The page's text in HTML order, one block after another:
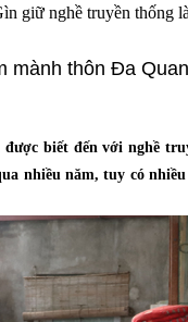
giữ nghề truyền thống
mành thôn Đa
biết đến với nghề
nhiều năm, tuy có